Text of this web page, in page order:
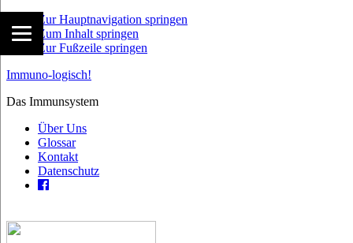
Zur Hauptnavigation springen
Zum Inhalt springen
Zur Fußzeile springen
Immuno-logisch!
Das Immunsystem
Über Uns
Glossar
Kontakt
Datenschutz